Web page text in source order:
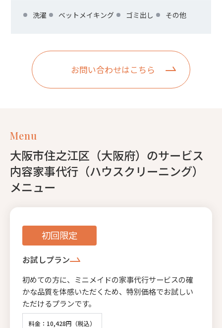
洗濯 ベットメイキング ゴミ出し その他
お問い合わせはこちら
Menu
大阪市住之江区（大阪府）のサービス
内容家事代行（ハウスクリーニング）
メニュー
初回限定
お試しプラン
初めての方に、ミニメイドの家事代行サービスの確
かな品質を体感いただくため、特別価格でお試しい
ただけるプランです。
料金：10,428円（税込）